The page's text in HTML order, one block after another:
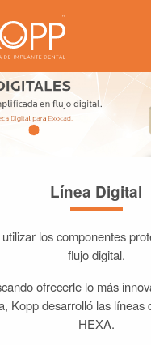
Kopp -
Línea Digital
los componentes
flujo digital.
ofrecerle lo más
Kopp desarrolló las líneas
HEXA.